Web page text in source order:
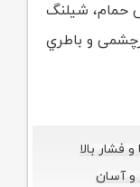
حمام، شیلنگ
و باطري
آسان